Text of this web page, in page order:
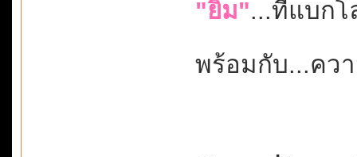
"ยิ้ม"...ที่แบกโ
พร้อมกับ...คว